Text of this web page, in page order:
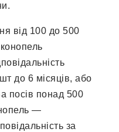
від 100 до 500
до 6 місяців, або
посів понад 500
—
за